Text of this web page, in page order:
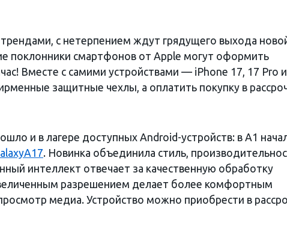
с нетерпением ждут грядущего выхода
поклонники смартфонов от Apple могут оформить
Вместе с самими устройствами — iPhone 17, 17 Pro
защитные чехлы, а оплатить покупку в
и в лагере доступных Android-устройств: в А1
A17. Новинка объединила стиль,
интеллект отвечает за качественную обработку
разрешением делает более комфортным
медиа. Устройство можно приобрести в